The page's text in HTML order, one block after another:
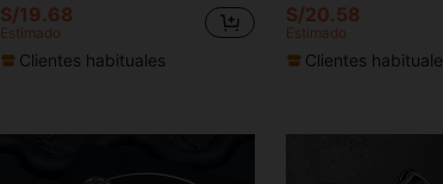
S/19.68
Estimado
Clientes habituales
S/20.58
Estimado
Clientes